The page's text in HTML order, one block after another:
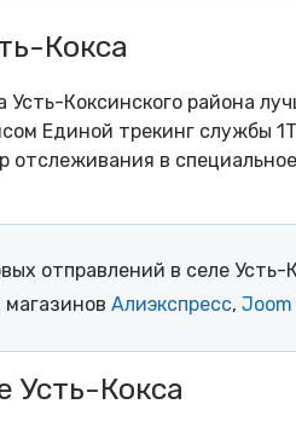
Кокса
Коксинского района
Единой трекинг службы
в
отправлений в селе Усть-
Алиэкспресс, Joom
Усть-Кокса